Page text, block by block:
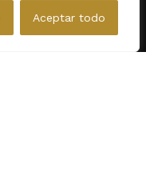
Aceptar todo